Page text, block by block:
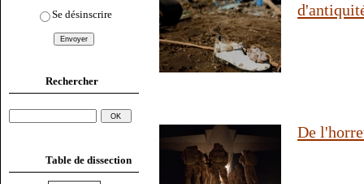
Se désinscrire
Rechercher
Table de dissection
De